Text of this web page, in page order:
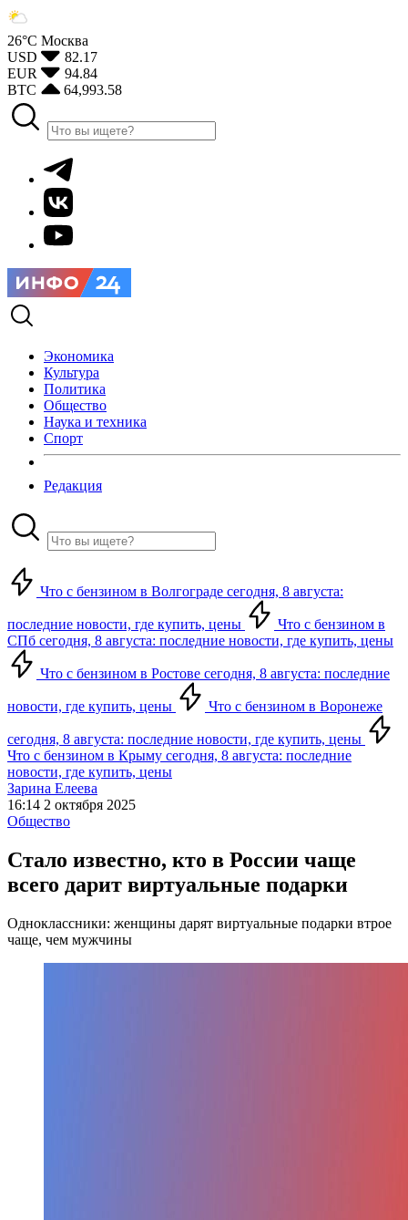
26°С Москва
USD
82.17
EUR
94.84
BTC
64,993.58
Экономика
Культура
Политика
Общество
Наука и техника
Спорт
Редакция
Что с бензином в Волгограде сегодня, 8 августа:
последние новости, где купить, цены
Что с бензином в
СПб сегодня, 8 августа: последние новости, где купить, цены
Что с бензином в Ростове сегодня, 8 августа: последние
новости, где купить, цены Что с бензином в Воронеже
сегодня, 8 августа: последние новости, где купить, цены
Что с бензином в Крыму сегодня, 8 августа: последние
новости, где купить, цены
Зарина Елеева
16:14 2 октября 2025
Общество
Стало известно, кто в России чаще
всего дарит виртуальные подарки
Одноклассники: женщины дарят виртуальные подарки втрое
чаще, чем мужчины